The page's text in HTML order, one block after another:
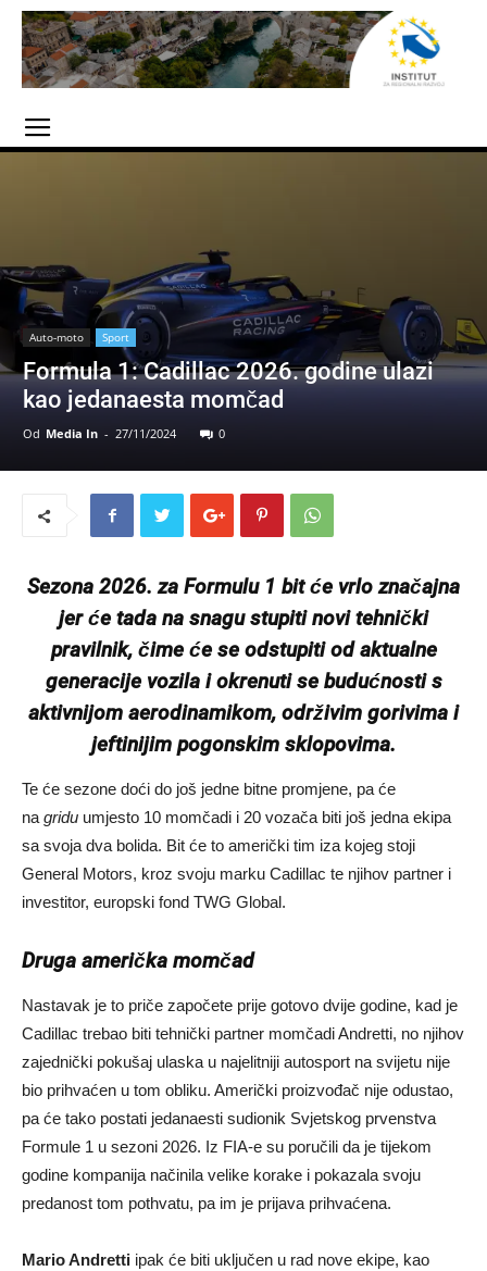
Auto-moto Sport
Formula 1: Cadillac 2026. godine ulazi
kao jedanaesta momčad
Od Media In - 27/11/2024 0
Sezona 2026. za Formulu 1 bit će vrlo značajna
jer će tada na snagu stupiti novi tehnički
pravilnik, čime će se odstupiti od aktualne
generacije vozila i okrenuti se budućnosti s
aktivnijom aerodinamikom, održivim gorivima i
jeftinijim pogonskim sklopovima.
Te će sezone doći do još jedne bitne promjene, pa će
na gridu umjesto 10 momčadi i 20 vozača biti još jedna ekipa
sa svoja dva bolida. Bit će to američki tim iza kojeg stoji
General Motors, kroz svoju marku Cadillac te njihov partner i
investitor, europski fond TWG Global.
Druga američka momčad
Nastavak je to priče započete prije gotovo dvije godine, kad je
Cadillac trebao biti tehnički partner momčadi Andretti, no njihov
zajednički pokušaj ulaska u najelitniji autosport na svijetu nije
bio prihvaćen u tom obliku. Američki proizvođač nije odustao,
pa će tako postati jedanaesti sudionik Svjetskog prvenstva
Formule 1 u sezoni 2026. Iz FIA-e su poručili da je tijekom
godine kompanija načinila velike korake i pokazala svoju
predanost tom pothvatu, pa im je prijava prihvaćena.
Mario Andretti ipak će biti uključen u rad nove ekipe, kao